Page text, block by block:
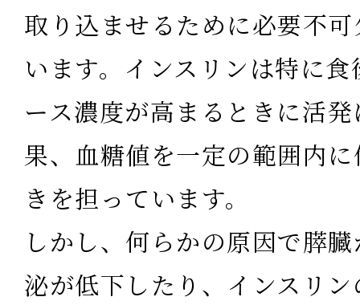
取り込ませるために必要不
います。インスリンは特に
ース濃度が高まるときに活
果、血糖値を一定の範囲内
きを担っています。
しかし、何らかの原因で膵
泌が低下したり、インスリ